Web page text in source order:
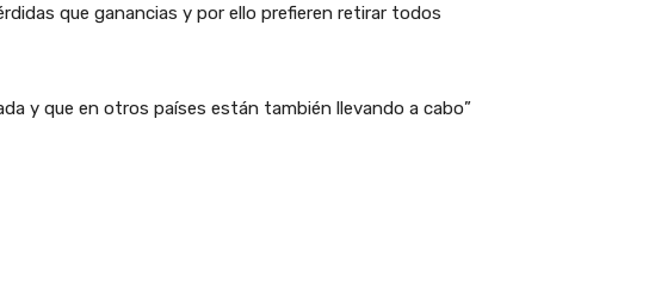
que ganancias y por ello prefieren retirar todos
y que en otros países están también llevando a cabo”